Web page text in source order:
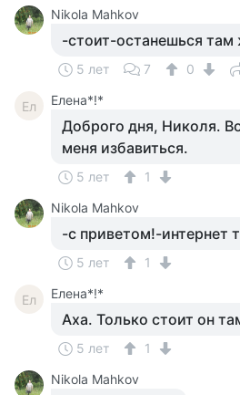
Nikola Mahkov
-стоит-останешься
5 лет 7 0
Ел Елена*!*
Доброго дня, Николя.
меня избавиться.
5 лет
1
Nikola Mahkov
-с приветом!-интернет
5 лет 1
Ел Елена*!*
Аха. Только стоит он
5 лет
1
Nikola Mahkov